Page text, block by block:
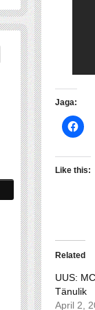
Jaga:
Like this:
Related
UUS:
Tänulik
April 2,